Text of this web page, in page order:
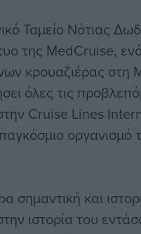
Ταμείο Νότιας
της MedCruise,
κρουαζιέρας στη
όλες τις
Cruise Lines
οργανισμό
σημαντική και
ιστορία του